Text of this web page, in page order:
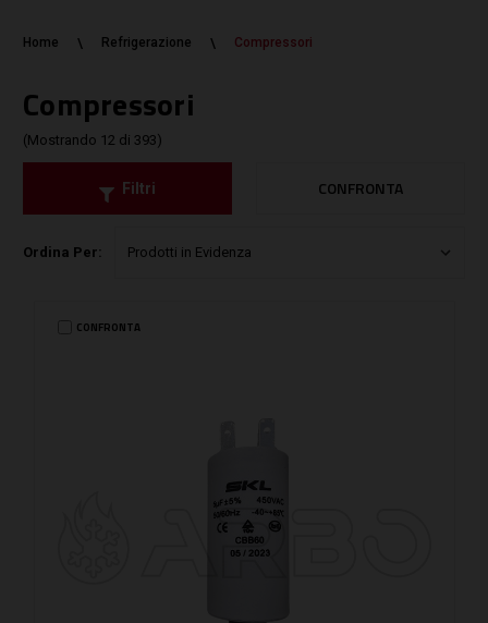
Home Refrigerazione Compressori
Compressori
(Mostrando 12 di 393)
Filtri CONFRONTA
Ordina Per:
CONFRONTA